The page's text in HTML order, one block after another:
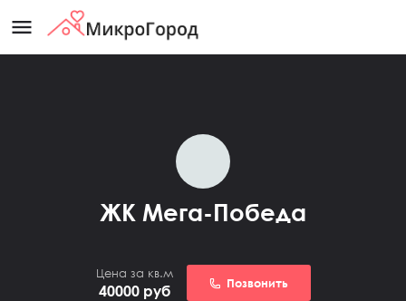
menu
ЖК Мега-Победа
Цена за кв.м
40000 руб Позвонить